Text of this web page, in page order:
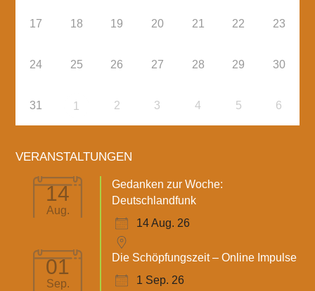
17 18 19 20 21 22 23
24 25 26 27 28 29 30
31 1 2 3 4 5 6
VERANSTALTUNGEN
14
Aug.
Gedanken zur Woche:
Deutschlandfunk
14 Aug. 26
01
Sep.
Die Schöpfungszeit – Online Impulse
1 Sep. 26